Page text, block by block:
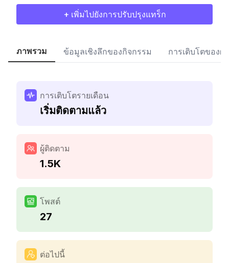
+ เพิ่มไปยังการปรับปรุงแทร็ก
ภาพรวม ข้อมูลเชิงลึกของกิจกรรม การเติบโตของผู้
การเติบโตรายเดือน
เริ่มติดตามแล้ว
ผู้ติดตาม
1.5K
โพสต์
27
ต่อไปนี้